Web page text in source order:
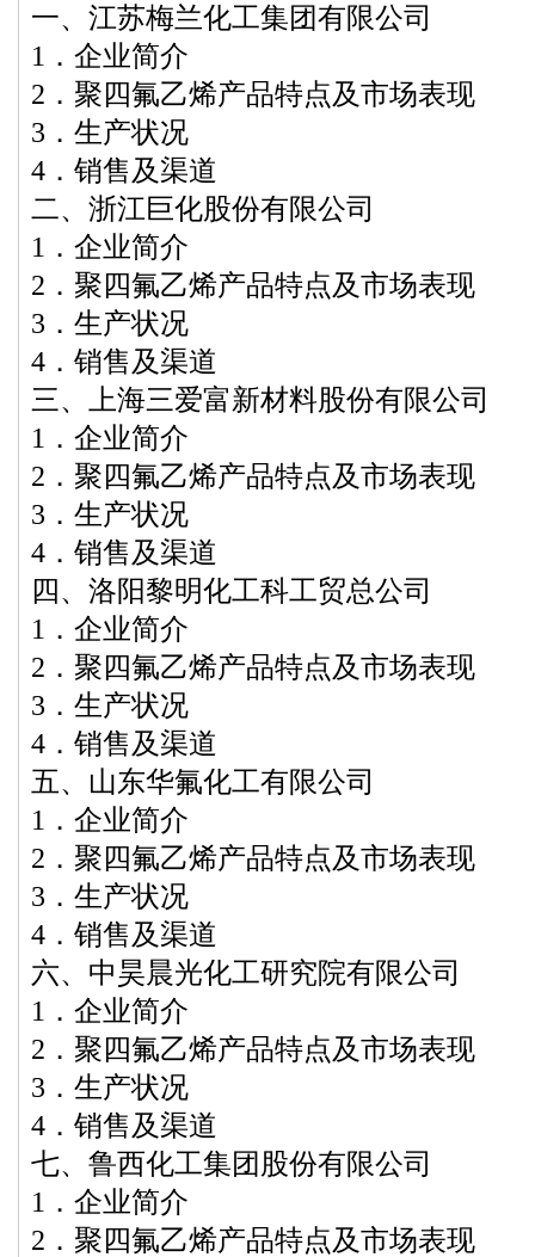
一、江苏梅兰化工集团有限公司
1．企业简介
2．聚四氟乙烯产品特点及市场表现
3．生产状况
4．销售及渠道
二、浙江巨化股份有限公司
1．企业简介
2．聚四氟乙烯产品特点及市场表现
3．生产状况
4．销售及渠道
三、上海三爱富新材料股份有限公司
1．企业简介
2．聚四氟乙烯产品特点及市场表现
3．生产状况
4．销售及渠道
四、洛阳黎明化工科工贸总公司
1．企业简介
2．聚四氟乙烯产品特点及市场表现
3．生产状况
4．销售及渠道
五、山东华氟化工有限公司
1．企业简介
2．聚四氟乙烯产品特点及市场表现
3．生产状况
4．销售及渠道
六、中昊晨光化工研究院有限公司
1．企业简介
2．聚四氟乙烯产品特点及市场表现
3．生产状况
4．销售及渠道
七、鲁西化工集团股份有限公司
1．企业简介
2．聚四氟乙烯产品特点及市场表现